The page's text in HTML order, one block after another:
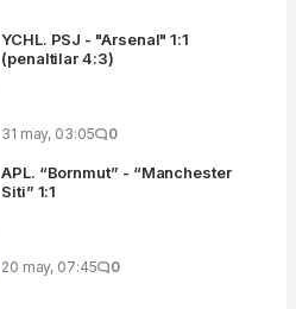
YCHL. PSJ - "Arsenal" 1:1
(penaltilar 4:3)
31 may, 03:05 0
APL. “Bornmut” - “Manchester
Siti” 1:1
20 may, 07:45 0